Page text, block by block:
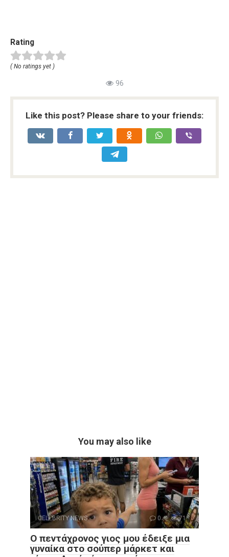
Rating
( No ratings yet )
96
Like this post? Please share to your friends:
You may also like
CELEBRITY NEWS 0 71
Ο πεντάχρονος γιος μου έδειξε μια
γυναίκα στο σούπερ μάρκετ και